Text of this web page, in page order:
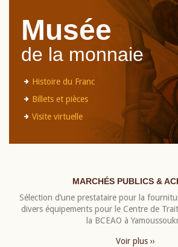
Musée
de la monnaie
Histoire du Franc
Billets et pièces
Visite virtuelle
MARCHÉS PUBLICS &
Sélection d’une prestataire pour la
divers équipements pour le Centre de
la BCEAO à
Voir plus ››